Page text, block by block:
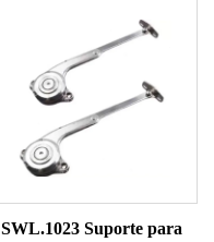
SWL.1023 Suporte para